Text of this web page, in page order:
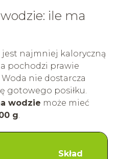
ile ma
jest najmniej kaloryczną
pochodzi prawie
Woda nie dostarcza
gotowego posiłku.
wodzie może mieć
g.
Skład